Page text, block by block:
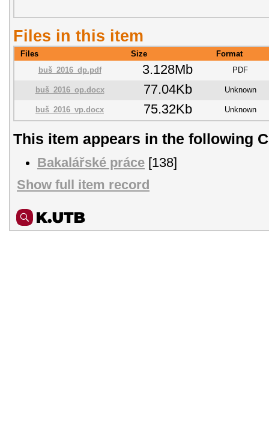
Files in this item
Files Size
Format
buš_2016_dp.pdf
3.128Mb PDF
buš_2016_op.docx 77.04Kb Unknown
buš_2016_vp.docx 75.32Kb Unknown
This item appears in the following
Bakalářské práce [138]
Show full item record